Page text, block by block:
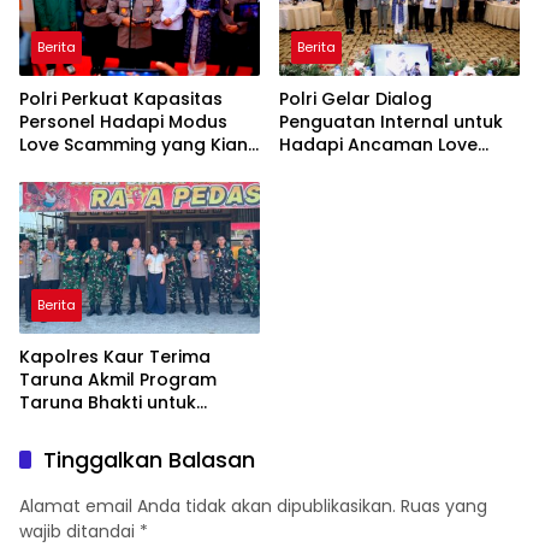
Berita
Polri Perkuat Kapasitas
Personel Hadapi Modus
Love Scamming yang Kian
Berita
Polri Gelar Dialog
Penguatan Internal untuk
Hadapi Ancaman Love
Berita
Kapolres Kaur Terima
Taruna Akmil Program
Taruna Bhakti untuk
Rakyat Kabupaten Kaur
Tinggalkan Balasan
Alamat email Anda tidak akan dipublikasikan. Ruas yang
wajib ditandai *